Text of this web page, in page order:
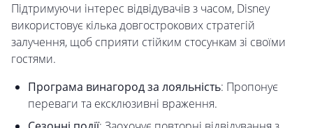
Підтримуючи інтерес відвідувачів з часом, Disney
використовує кілька довгострокових стратегій
залучення, щоб сприяти стійким стосункам зі своїми
гостями.
Програма винагород за лояльність: Пропонує
переваги та ексклюзивні враження.